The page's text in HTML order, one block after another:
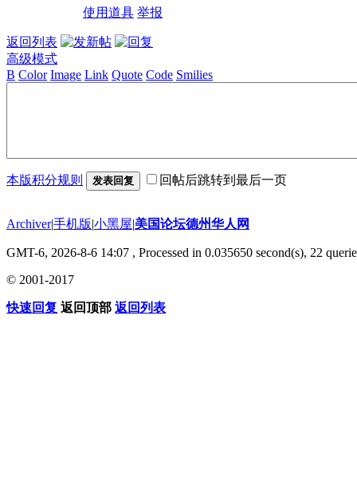
使用道具 举报
返回列表
高级模式
B Color Image Link Quote Code Smilies
本版积分规则 发表回复 回帖后跳转到最后一页
Archiver|手机版|小黑屋|美国论坛德州华人网
GMT-6, 2026-8-6 14:07 , Processed in 0.035650 second(s), 22
© 2001-2017
快速回复 返回顶部 返回列表